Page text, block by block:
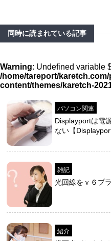
同時に読まれている記事
Warning: Undefined variable
/home/tareport/
content/themes/karetch-
パソコン関連
Displayportは電
ない【
雑記
光回線をｖ６プ
紹介